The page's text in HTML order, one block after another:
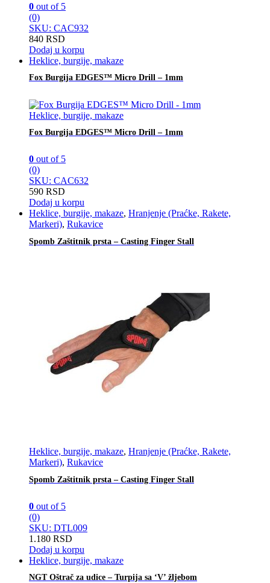
0 out of 5
(0)
SKU: CAC932
840 RSD
Dodaj u korpu
Heklice, burgije, makaze
Fox Burgija EDGES™ Micro Drill – 1mm
Heklice, burgije, makaze
Fox Burgija EDGES™ Micro Drill – 1mm
0 out of 5
(0)
SKU: CAC632
590 RSD
Dodaj u korpu
Heklice, burgije, makaze, Hranjenje (Praćke, Rakete,
Markeri), Rukavice
Spomb Zaštitnik prsta – Casting Finger Stall
Heklice, burgije, makaze, Hranjenje (Praćke, Rakete,
Markeri), Rukavice
Spomb Zaštitnik prsta – Casting Finger Stall
0 out of 5
(0)
SKU: DTL009
1.180 RSD
Dodaj u korpu
Heklice, burgije, makaze
NGT Oštrač za udice – Turpija sa ‘V’ žljebom